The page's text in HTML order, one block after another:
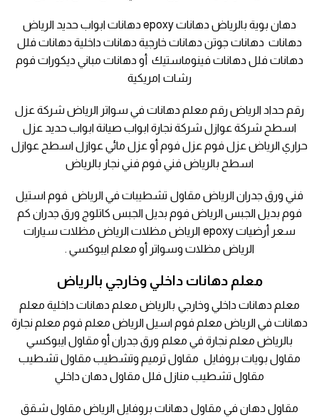
دهان بوية بالرياض دهانات epoxy دهانات ابواب حديد الرياض
دهانات دهانات جوتن دهانات خارجية دهانات داخلية دهانات فلل
دهانات فلل دهانات فينوماستيك أو دهانات مباني ديكورات فوم
رشات امريكية
رقم حداد الرياض رقم معلم دهانات في سواتر الرياض شركة عزل
اسطح شركة عوازل شركة نجارة ابواب صيانة ابواب حديد عزل
حراري الرياض عزل فوم عزل فوم أو عزل مائي عوازل اسطح عوازل
اسطح بالرياض فني فوم فني نجار بالرياض
فني ورق جدران الرياض مقاول تشطيبات في الرياض فوم استيل
فوم بديل الجبس الرياض فوم بديل الجبس كاتلوج ورق جدران كم
سعر أرضيات epoxy الرياض مظلات الرياض مظلات سيارات
الرياض مظلات وسواتر أو معلم ايبوكسي .
معلم دهانات داخلي وخارجي بالرياض
معلم دهانات داخلي وخارجي بالرياض معلم دهانات داخلية معلم
دهانات في الرياض معلم فوم اسيل الرياض معلم فوم معلم نجارة
بالرياض معلم نجارة في معلم ورق جدران أو مقاول ايبوكسي
مقاول بويات بروفايل مقاول ترميم وتشطيب مقاول تشطيب
مقاول تشطيب منازل فلل مقاول دهان داخلي
مقاول دهان في مقاول دهانات بروفايل الرياض مقاول شقق